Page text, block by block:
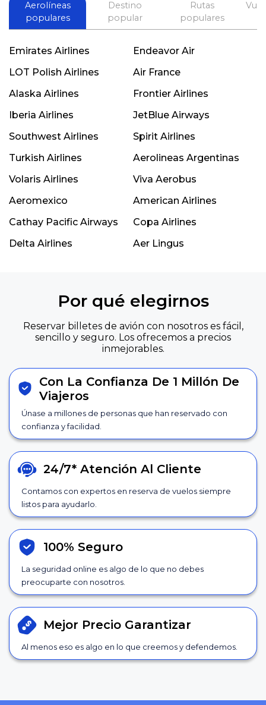
Aerolíneas
populares
Destino
popular
Rutas
populares
Emirates Airlines
Endeavor Air
LOT Polish Airlines
Air France
Alaska Airlines
Frontier Airlines
Iberia Airlines
JetBlue Airways
Southwest Airlines
Spirit Airlines
Turkish Airlines
Aerolineas Argentinas
Volaris Airlines
Viva Aerobus
Aeromexico
American Airlines
Cathay Pacific Airways
Copa Airlines
Delta Airlines
Aer Lingus
Por qué elegirnos
Reservar billetes de avión con nosotros es fácil,
sencillo y seguro. Los ofrecemos a precios
inmejorables.
Con La Confianza De 1 Millón De
Viajeros
Únase a millones de personas que han reservado con
confianza y facilidad.
24/7* Atención Al Cliente
Contamos con expertos en reserva de vuelos siempre
listos para ayudarlo.
100% Seguro
La seguridad online es algo de lo que no debes
preocuparte con nosotros.
Mejor Precio Garantizar
Al menos eso es algo en lo que creemos y defendemos.